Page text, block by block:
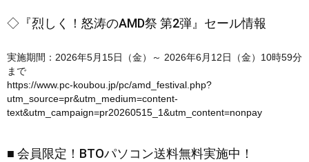
◇『烈しく！怒涛のAMD祭 第2弾』セール情報
実施期間：2026年5月15日（金）～ 2026年6月12日（金）10時59分
まで
https://www.pc-koubou.jp/pc/amd_festival.php?
utm_source=pr&utm_medium=content-
text&utm_campaign=pr20260515_1&utm_content=nonpay
■ 会員限定！BTOパソコン送料無料実施中！